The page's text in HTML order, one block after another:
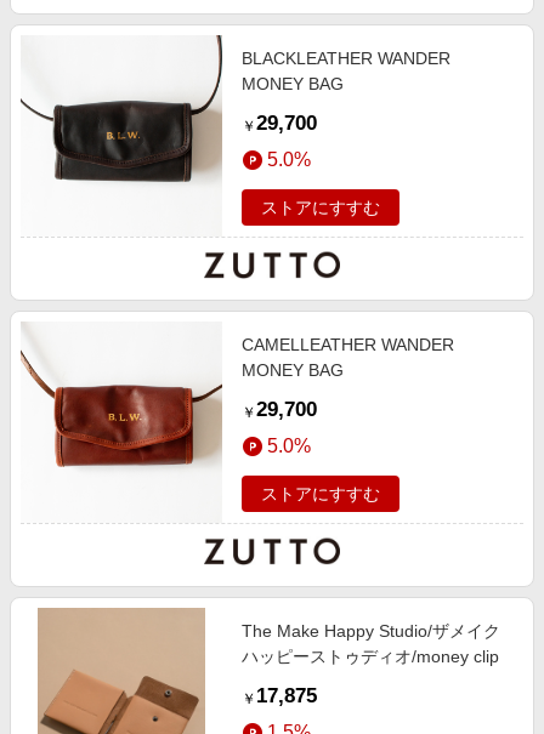
BLACKLEATHER WANDER
MONEY BAG
￥ 29,700
5.0%
ストアにすすむ
CAMELLEATHER WANDER
MONEY BAG
￥ 29,700
5.0%
ストアにすすむ
The Make Happy Studio/ザメイク
ハッピーストゥディオ/money clip
￥ 17,875